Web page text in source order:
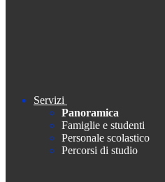
Servizi
Panoramica
Famiglie e studenti
Personale scolastico
Percorsi di studio